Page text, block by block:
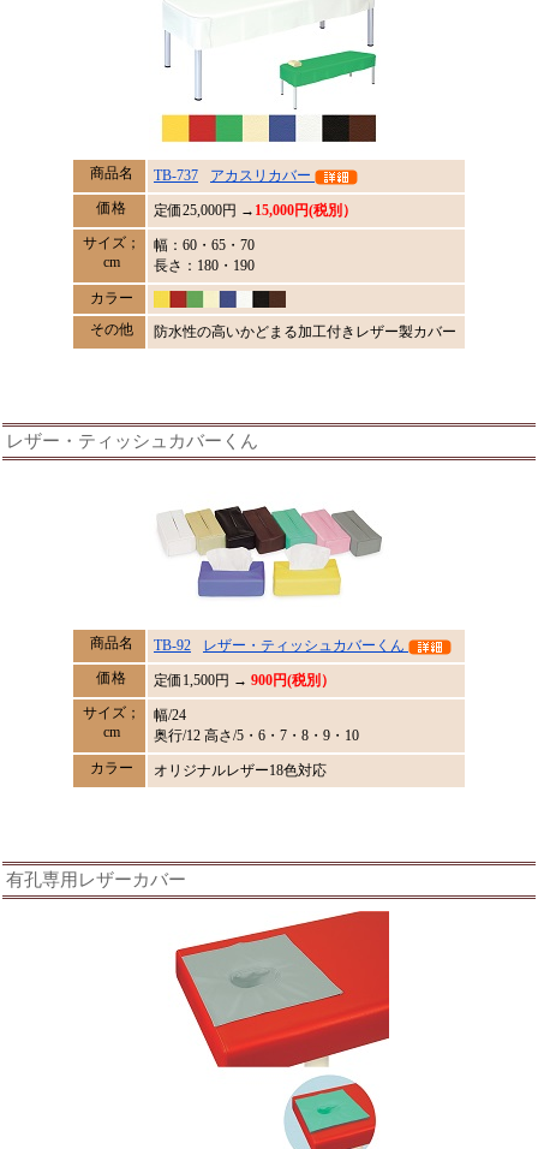
商品名 TB-737
アカスリカバー
価格
定価25,000円 → 15,000円(税別）
サイズ；
cm
幅：60・65・70
長さ：180・190
カラー
その他
防水性の高いかどまる加工付きレザー製カバー
レザー・ティッシュカバーくん
商品名 TB-92
レザー・ティッシュカバーくん
価格
定価 1,500円 → 900円(税別）
サイズ；
cm
幅/24
奥行/12 高さ/5・6・7・8・9・10
カラー
オリジナルレザー18色対応
有孔専用レザーカバー